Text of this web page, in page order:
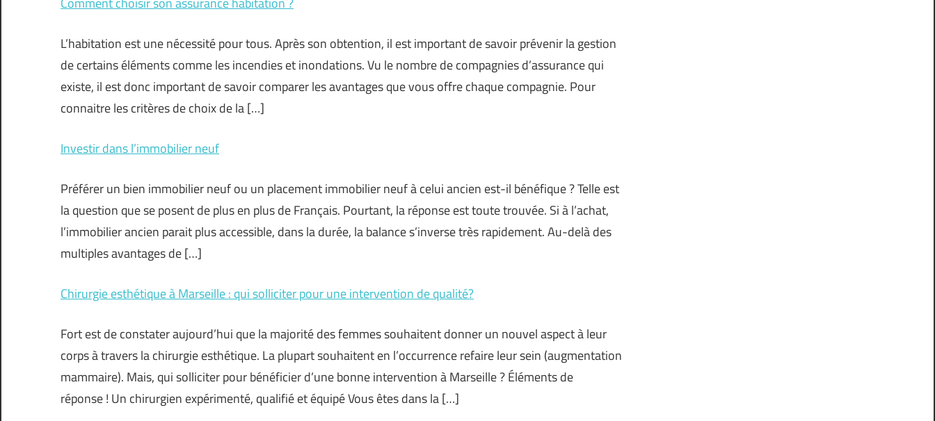
L’habitation est une nécessité pour tous. Après son obtention, il est important de savoir prévenir la gestion
de certains éléments comme les incendies et inondations. Vu le nombre de compagnies d’assurance qui
existe, il est donc important de savoir comparer les avantages que vous offre chaque compagnie. Pour
connaitre les critères de choix de la […]
Investir dans l’immobilier neuf
Préférer un bien immobilier neuf ou un placement immobilier neuf à celui ancien est-il bénéfique ? Telle est
la question que se posent de plus en plus de Français. Pourtant, la réponse est toute trouvée. Si à l’achat,
l’immobilier ancien parait plus accessible, dans la durée, la balance s’inverse très rapidement. Au-delà des
multiples avantages de […]
Chirurgie esthétique à Marseille : qui solliciter pour une intervention de qualité?
Fort est de constater aujourd’hui que la majorité des femmes souhaitent donner un nouvel aspect à leur
corps à travers la chirurgie esthétique. La plupart souhaitent en l’occurrence refaire leur sein (augmentation
mammaire). Mais, qui solliciter pour bénéficier d’une bonne intervention à Marseille ? Éléments de
réponse ! Un chirurgien expérimenté, qualifié et équipé Vous êtes dans la […]